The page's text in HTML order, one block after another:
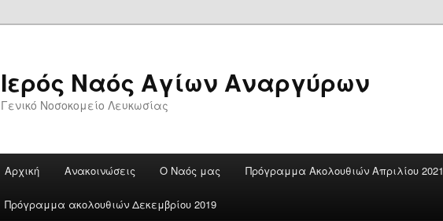
Ιερός Ναός Αγίων Αναργύρων
Γενικό Νοσοκομείο Λευκωσίας
Αρχική Ανακοινώσεις Ο Ναός μας Πρόγραμμα Ακολουθιών Απριλίου 2021
Πρόγραμμα ακολουθιών Δεκεμβρίου 2019